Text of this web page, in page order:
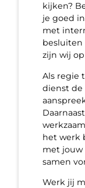
kijken?
je goed
met
besluiten
zijn wij
Als regie
dienst de
het werk
met jouw
samen
Werk jij